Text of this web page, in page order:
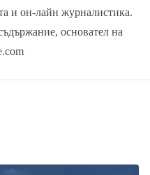
и он-лайн журналистика.
основател на